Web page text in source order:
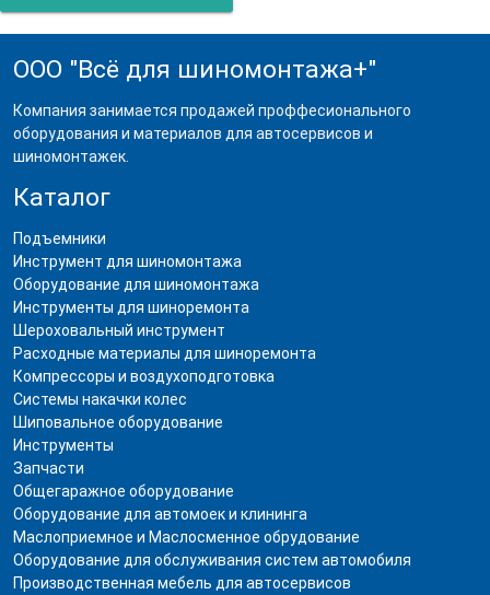
ООО "Всё для шиномонтажа+"
Компания занимается продажей проффесионального
оборудования и материалов для автосервисов и
шиномонтажек.
Каталог
Подъемники
Инструмент для шиномонтажа
Оборудование для шиномонтажа
Инструменты для шиноремонта
Шероховальный инструмент
Расходные материалы для шиноремонта
Компрессоры и воздухоподготовка
Системы накачки колес
Шиповальное оборудование
Инструменты
Запчасти
Общегаражное оборудование
Оборудование для автомоек и клининга
Маслоприемное и Маслосменное обрудование
Оборудование для обслуживания систем автомобиля
Производственная мебель для автосервисов